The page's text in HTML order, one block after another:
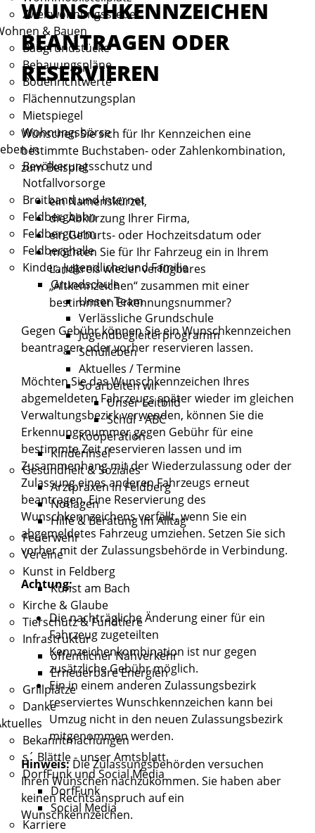
Zweitwohnungssteuer
& Bauen
Baugrundstücke
Bebauungspläne
Bodenrichtwerte
Flächennutzungsplan
Mietspiegel
Wohnungsbörse
in
Bevölkerungsschutz und
Notfallvorsorge
Breitband und Internet
Feldbergbahn
Feldbergturm
Feldberghalle
Kinder, Jugendliche und Familie
Grundschule
Unser Team
Verlässliche Grundschule
Jugendbegleiterprogramm
Schulleben
Aktuelles / Termine
So arbeiten wir
Unser Leitbild
Schul - ABC
Kooperation
Kinderinsel
Gesundheit & Soziales
Arztpraxen in Feldberg
Notlagen
Hilfe & Beratung im Alltag
Feuerwehr
Vereine
Kunst in Feldberg
Kunst am Bach
Kirche & Glaube
Tierschutz & Fundtiere
Infrastruktur
öffentlicher Nahverkehr
Erneuerbare Energien
Grillplätze
Danke
Bekanntmachungen
s´ Blättle - unser Amtsblatt
DorfFunk und Social Media
DorfFunk
Social Media
Karriere
WUNSCHKENNZEICHEN
BEANTRAGEN ODER
RESERVIEREN
Wünschen Sie sich für Ihr Kennzeichen eine
bestimmte Buchstaben- oder Zahlenkombination,
zum Beispiel
ein Namenskürzel,
die Abkürzung Ihrer Firma,
ein Geburts- oder Hochzeitsdatum oder
möchten Sie für Ihr Fahrzeug ein in Ihrem
Landkreis wieder verfügbares
„Altkennzeichen“ zusammen mit einer
bestimmten Erkennungsnummer?
Gegen Gebühr können Sie ein Wunschkennzeichen
beantragen oder vorher reservieren lassen.
Möchten Sie das Wunschkennzeichen Ihres
abgemeldeten Fahrzeugs später wieder im gleichen
Verwaltungsbezirk verwenden, können Sie die
Erkennungsnummer gegen Gebühr für eine
bestimmte Zeit reservieren lassen und im
Zusammenhang mit der Wiederzulassung oder der
Zulassung eines anderen Fahrzeugs erneut
beantragen. Eine Reservierung des
Wunschkennzeichens verfällt, wenn Sie ein
abgemeldetes Fahrzeug umziehen. Setzen Sie sich
vorher mit der Zulassungsbehörde in Verbindung.
Achtung:
Die nachträgliche Änderung einer für ein
Fahrzeug zugeteilten
Kennzeichenkombination ist nur gegen
zusätzliche Gebühr möglich.
Ein in einem anderen Zulassungsbezirk
reserviertes Wunschkennzeichen kann bei
Umzug nicht in den neuen Zulassungsbezirk
mitgenommen werden.
Hinweis:Die Zulassungsbehörden versuchen
Ihren Wünschen nachzukommen. Sie haben aber
keinen Rechtsanspruch auf ein
Wunschkennzeichen.